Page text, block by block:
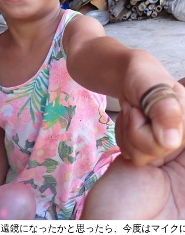
鏡になったかと思ったら、今度はマイク